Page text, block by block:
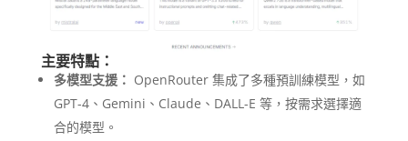
主要特點：
多模型支援： OpenRouter 集成了多種預訓練模型，如
GPT-4、Gemini、Claude、DALL-E 等，按需求選擇適
合的模型。